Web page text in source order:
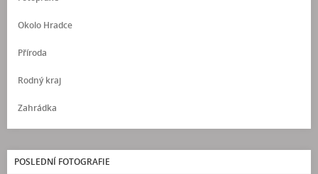
Okolo Hradce
Příroda
Rodný kraj
Zahrádka
POSLEDNÍ FOTOGRAFIE